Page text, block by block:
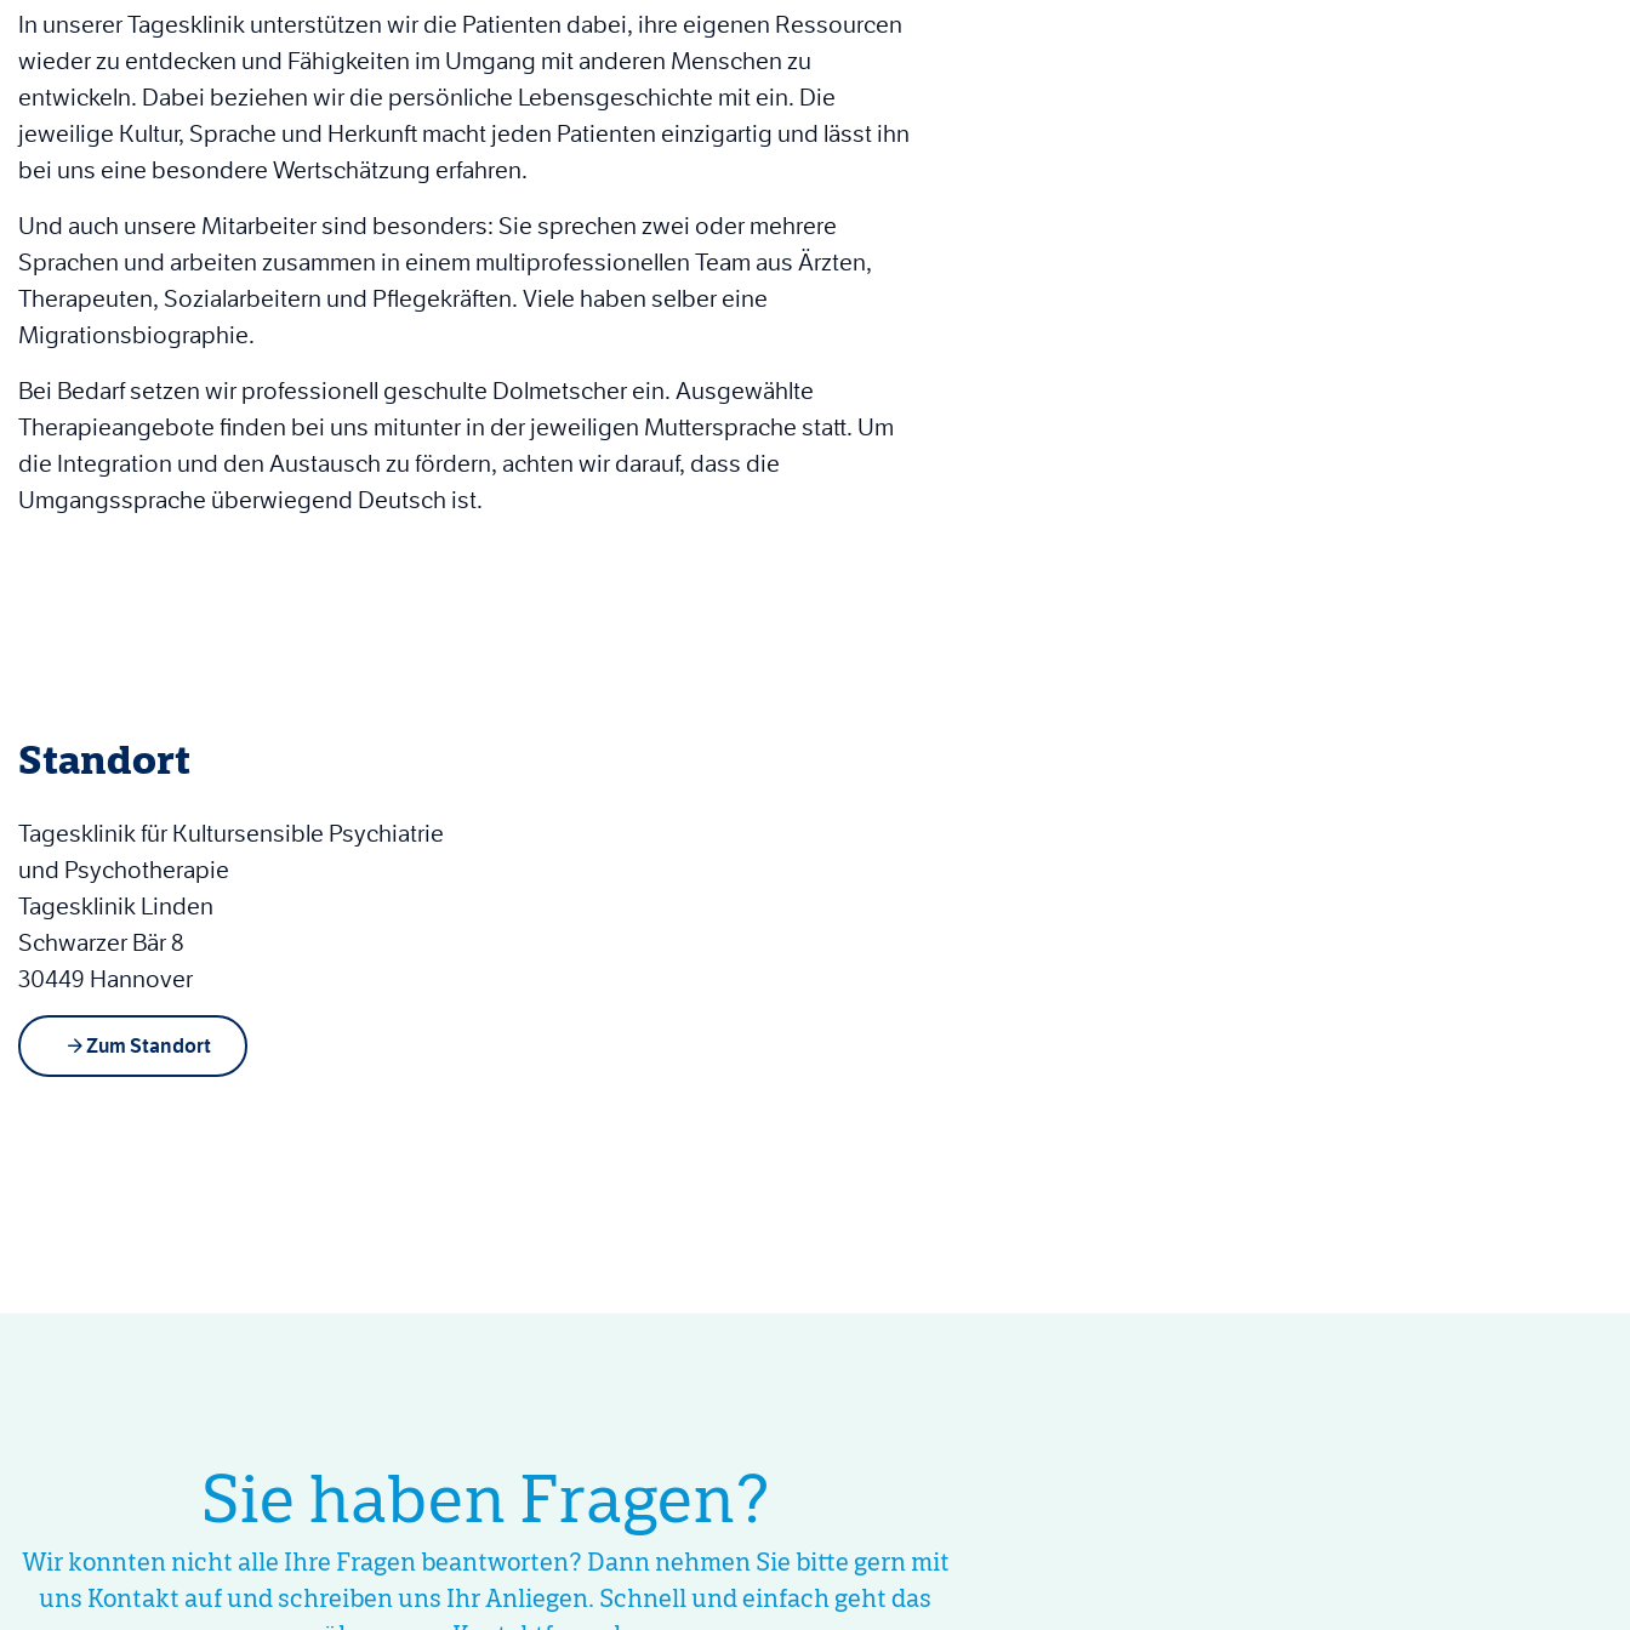
In unserer Tagesklinik unterstützen wir die Patienten dabei, ihre eigenen Ressourcen
wieder zu entdecken und Fähigkeiten im Umgang mit anderen Menschen zu
entwickeln. Dabei beziehen wir die persönliche Lebensgeschichte mit ein. Die
jeweilige Kultur, Sprache und Herkunft macht jeden Patienten einzigartig und lässt ihn
bei uns eine besondere Wertschätzung erfahren.
Und auch unsere Mitarbeiter sind besonders: Sie sprechen zwei oder mehrere
Sprachen und arbeiten zusammen in einem multiprofessionellen Team aus Ärzten,
Therapeuten, Sozialarbeitern und Pflegekräften. Viele haben selber eine
Migrationsbiographie.
Bei Bedarf setzen wir professionell geschulte Dolmetscher ein. Ausgewählte
Therapieangebote finden bei uns mitunter in der jeweiligen Muttersprache statt. Um
die Integration und den Austausch zu fördern, achten wir darauf, dass die
Umgangssprache überwiegend Deutsch ist.
Standort
Tagesklinik für Kultursensible Psychiatrie
und Psychotherapie
Tagesklinik Linden
Schwarzer Bär 8
30449 Hannover
Zum Standort
Sie haben Fragen?
Wir konnten nicht alle Ihre Fragen beantworten? Dann nehmen Sie bitte gern mit
uns Kontakt auf und schreiben uns Ihr Anliegen. Schnell und einfach geht das